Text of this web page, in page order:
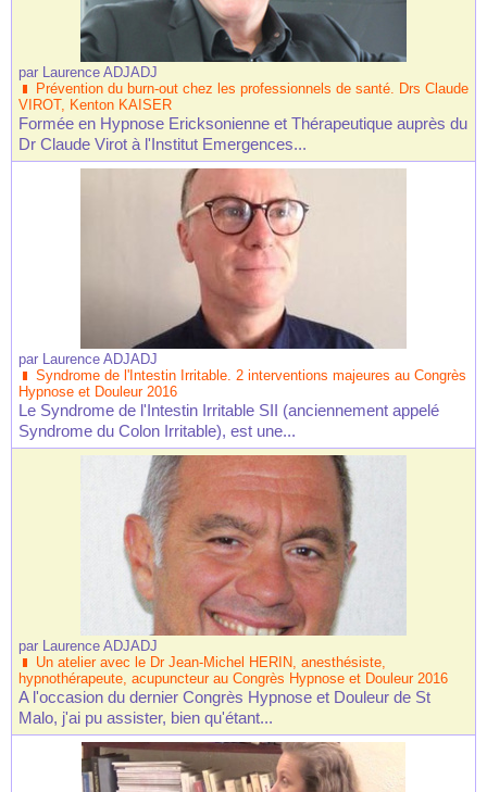
par Laurence ADJADJ
Prévention du burn-out chez les professionnels de santé. Drs Claude
VIROT, Kenton KAISER
Formée en Hypnose Ericksonienne et Thérapeutique auprès du
Dr Claude Virot à l'Institut Emergences...
par Laurence ADJADJ
Syndrome de l'Intestin Irritable. 2 interventions majeures au Congrès
Hypnose et Douleur 2016
Le Syndrome de l'Intestin Irritable SII (anciennement appelé
Syndrome du Colon Irritable), est une...
par Laurence ADJADJ
Un atelier avec le Dr Jean-Michel HERIN, anesthésiste,
hypnothérapeute, acupuncteur au Congrès Hypnose et Douleur 2016
A l'occasion du dernier Congrès Hypnose et Douleur de St
Malo, j'ai pu assister, bien qu'étant...